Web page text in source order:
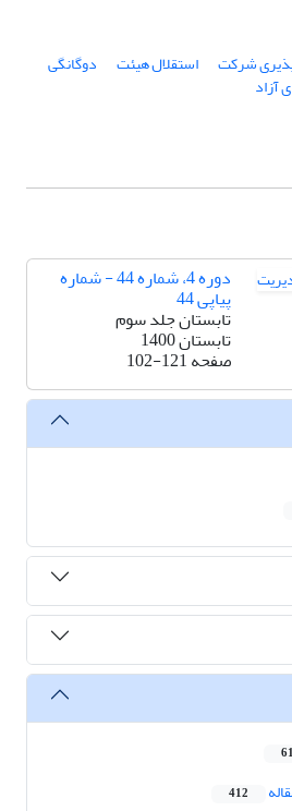
شرکت استقلال هیئت دوگانگی
آزاد
دوره 4، شماره 44 - شماره
پیاپی 44
تابستان جلد سوم
تابستان 1400
صفحه102-121
412